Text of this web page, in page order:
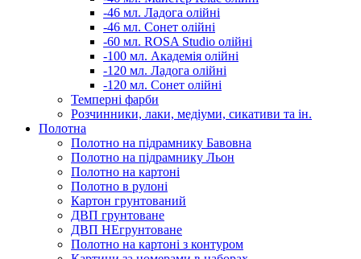
-46 мл. Ладога олійні
-46 мл. Сонет олійні
-60 мл. ROSA Studio олійні
-100 мл. Академія олійні
-120 мл. Ладога олійні
-120 мл. Сонет олійні
Темперні фарби
Розчинники, лаки, медіуми, сикативи та ін.
Полотна
Полотно на підрамнику Бавовна
Полотно на підрамнику Льон
Полотно на картоні
Полотно в рулоні
Картон грунтований
ДВП грунтоване
ДВП НЕгрунтоване
Полотно на картоні з контуром